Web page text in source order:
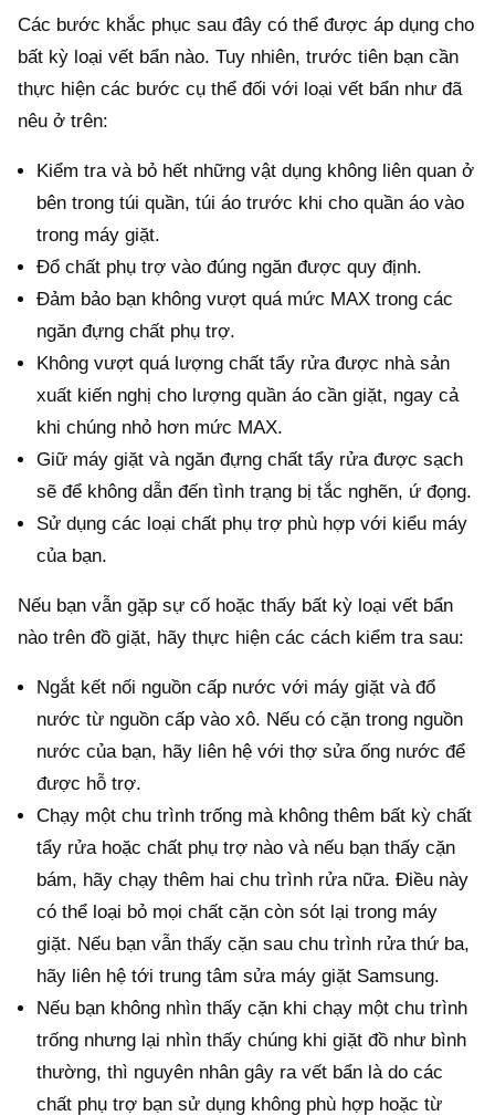
Các bước khắc phục sau đây có thể được áp dụng cho
bất kỳ loại vết bẩn nào. Tuy nhiên, trước tiên bạn cần
thực hiện các bước cụ thể đối với loại vết bẩn như đã
nêu ở trên:
Kiểm tra và bỏ hết những vật dụng không liên quan ở
bên trong túi quần, túi áo trước khi cho quần áo vào
trong máy giặt.
Đổ chất phụ trợ vào đúng ngăn được quy định.
Đảm bảo bạn không vượt quá mức MAX trong các
ngăn đựng chất phụ trợ.
Không vượt quá lượng chất tẩy rửa được nhà sản
xuất kiến nghị cho lượng quần áo cần giặt, ngay cả
khi chúng nhỏ hơn mức MAX.
Giữ máy giặt và ngăn đựng chất tẩy rửa được sạch
sẽ để không dẫn đến tình trạng bị tắc nghẽn, ứ đọng.
Sử dụng các loại chất phụ trợ phù hợp với kiểu máy
của bạn.
Nếu bạn vẫn gặp sự cố hoặc thấy bất kỳ loại vết bẩn
nào trên đồ giặt, hãy thực hiện các cách kiểm tra sau:
Ngắt kết nối nguồn cấp nước với máy giặt và đổ
nước từ nguồn cấp vào xô. Nếu có cặn trong nguồn
nước của bạn, hãy liên hệ với thợ sửa ống nước để
được hỗ trợ.
Chạy một chu trình trống mà không thêm bất kỳ chất
tẩy rửa hoặc chất phụ trợ nào và nếu bạn thấy cặn
bám, hãy chạy thêm hai chu trình rửa nữa. Điều này
có thể loại bỏ mọi chất cặn còn sót lại trong máy
giặt. Nếu bạn vẫn thấy cặn sau chu trình rửa thứ ba,
hãy liên hệ tới trung tâm sửa máy giặt Samsung.
Nếu bạn không nhìn thấy cặn khi chạy một chu trình
trống nhưng lại nhìn thấy chúng khi giặt đồ như bình
thường, thì nguyên nhân gây ra vết bẩn là do các
chất phụ trợ bạn sử dụng không phù hợp hoặc từ